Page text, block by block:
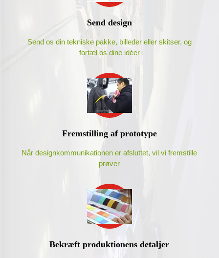
Send design
Send os din tekniske pakke, billeder eller skitser, og
fortæl os dine idéer
Fremstilling af prototype
Når designkommunikationen er afsluttet, vil vi fremstille
prøver
Bekræft produktionens detaljer